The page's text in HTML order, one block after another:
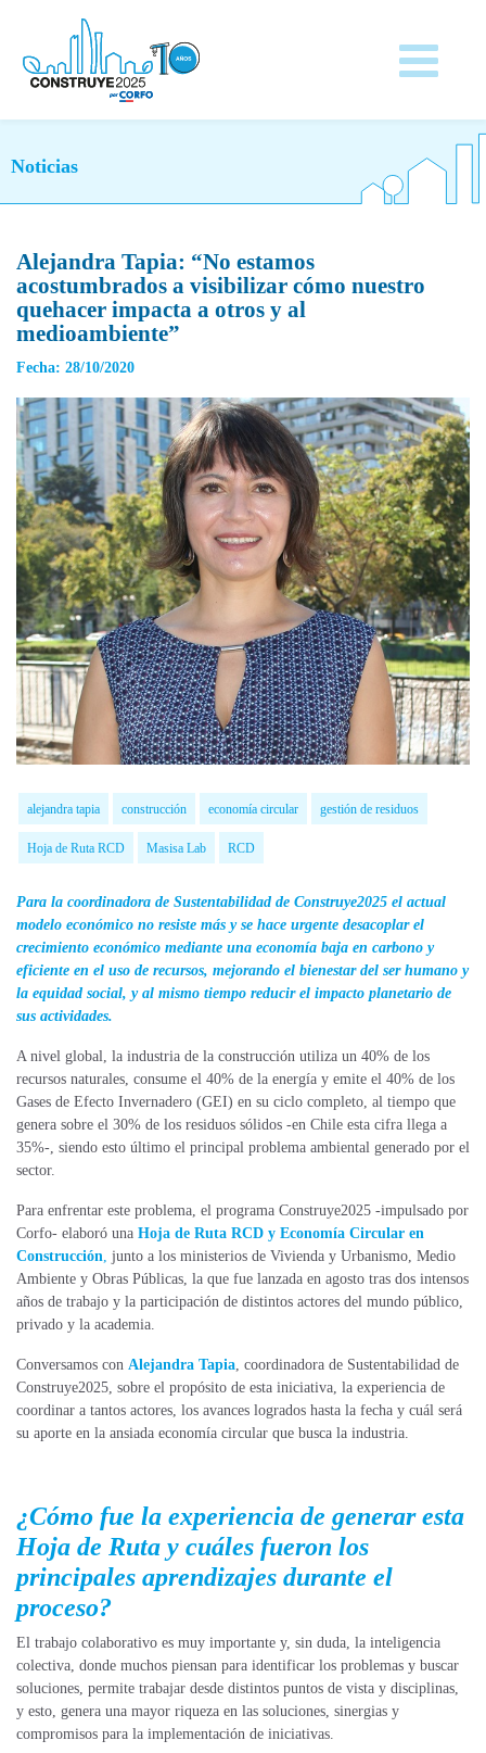
Noticias
Alejandra Tapia: “No estamos
acostumbrados a visibilizar cómo nuestro
quehacer impacta a otros y al
medioambiente”
Fecha: 28/10/2020
alejandra tapia construcción economía circular gestión de residuos
Hoja de Ruta RCD Masisa Lab RCD
Para la coordinadora de Sustentabilidad de Construye2025 el actual
modelo económico no resiste más y se hace urgente desacoplar el
crecimiento económico mediante una economía baja en carbono y
eficiente en el uso de recursos, mejorando el bienestar del ser humano y
la equidad social, y al mismo tiempo reducir el impacto planetario de
sus actividades.
A nivel global, la industria de la construcción utiliza un 40% de los
recursos naturales, consume el 40% de la energía y emite el 40% de los
Gases de Efecto Invernadero (GEI) en su ciclo completo, al tiempo que
genera sobre el 30% de los residuos sólidos -en Chile esta cifra llega a
35%-, siendo esto último el principal problema ambiental generado por el
sector.
Para enfrentar este problema, el programa Construye2025 -impulsado por
Corfo- elaboró una Hoja de Ruta RCD y Economía Circular en
Construcción, junto a los ministerios de Vivienda y Urbanismo, Medio
Ambiente y Obras Públicas, la que fue lanzada en agosto tras dos intensos
años de trabajo y la participación de distintos actores del mundo público,
privado y la academia.
Conversamos con Alejandra Tapia, coordinadora de Sustentabilidad de
Construye2025, sobre el propósito de esta iniciativa, la experiencia de
coordinar a tantos actores, los avances logrados hasta la fecha y cuál será
su aporte en la ansiada economía circular que busca la industria.
¿Cómo fue la experiencia de generar esta
Hoja de Ruta y cuáles fueron los
principales aprendizajes durante el
proceso?
El trabajo colaborativo es muy importante y, sin duda, la inteligencia
colectiva, donde muchos piensan para identificar los problemas y buscar
soluciones, permite trabajar desde distintos puntos de vista y disciplinas,
y esto, genera una mayor riqueza en las soluciones, sinergias y
compromisos para la implementación de iniciativas.